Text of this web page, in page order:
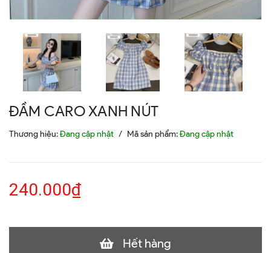
ĐẦM CARO XANH NÚT
Thương hiệu:Đang cập nhật / Mã sản phẩm:Đang cập nhật
240.000₫
Hết hàng